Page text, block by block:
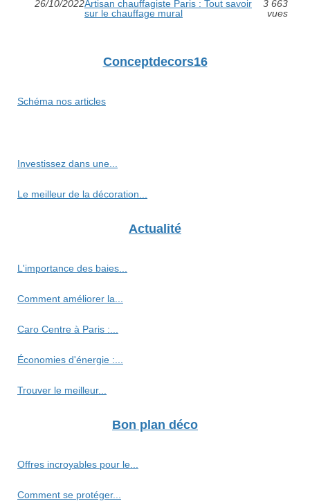
26/10/2022Artisan chauffagiste Paris : Tout savoir
sur le chauffage mural
3 663
vues
Conceptdecors16
Schéma nos articles
Investissez dans une...
Le meilleur de la décoration...
Actualité
L'importance des baies...
Comment améliorer la...
Caro Centre à Paris :...
Économies d'énergie :...
Trouver le meilleur...
Bon plan déco
Offres incroyables pour le...
Comment se protéger...